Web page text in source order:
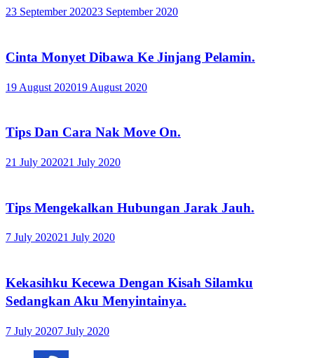
23 September 202023 September 2020
Cinta Monyet Dibawa Ke Jinjang Pelamin.
19 August 202019 August 2020
Tips Dan Cara Nak Move On.
21 July 202021 July 2020
Tips Mengekalkan Hubungan Jarak Jauh.
7 July 202021 July 2020
Kekasihku Kecewa Dengan Kisah Silamku
Sedangkan Aku Menyintainya.
7 July 20207 July 2020